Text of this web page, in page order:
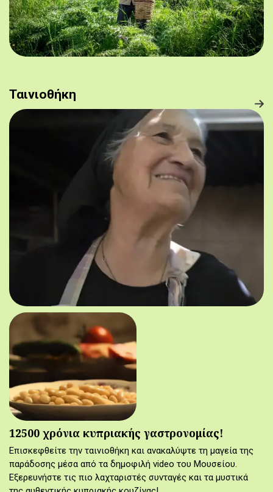
Ταινιοθήκη
12500 χρόνια κυπριακής γαστρονομίας!
Επισκεφθείτε την ταινιοθήκη και ανακαλύψτε τη μαγεία της
παράδοσης μέσα από τα δημοφιλή video του Μουσείου.
Εξερευνήστε τις πιο λαχταριστές συνταγές και τα μυστικά